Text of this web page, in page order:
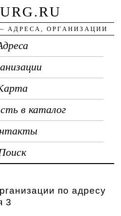
АДРЕСА, ОРГАНИЗАЦИИ
в каталог
по адресу
3